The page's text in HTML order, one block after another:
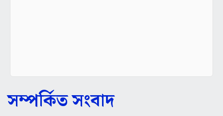
সম্পর্কিত সংবাদ